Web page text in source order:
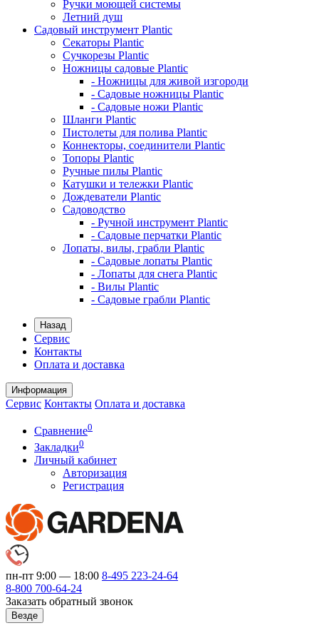
Ручки моющей системы
Летний душ
Садовый инструмент Plantic
Секаторы Plantic
Сучкорезы Plantic
Ножницы садовые Plantic
- Ножницы для живой изгороди
- Садовые ножницы Plantic
- Садовые ножи Plantic
Шланги Plantic
Пистолеты для полива Plantic
Коннекторы, соединители Plantic
Топоры Plantic
Ручные пилы Plantic
Катушки и тележки Plantic
Дождеватели Plantic
Садоводство
- Ручной инструмент Plantic
- Садовые перчатки Plantic
Лопаты, вилы, грабли Plantic
- Садовые лопаты Plantic
- Лопаты для снега Plantic
- Вилы Plantic
- Садовые грабли Plantic
Назад
Сервис
Контакты
Оплата и доставка
Информация
Сервис Контакты Оплата и доставка
Сравнение0
Закладки0
Личный кабинет
Авторизация
Регистрация
пн-пт 9:00 — 18:00 8-495 223-24-64
8-800 700-64-24
Заказать обратный звонок
Везде